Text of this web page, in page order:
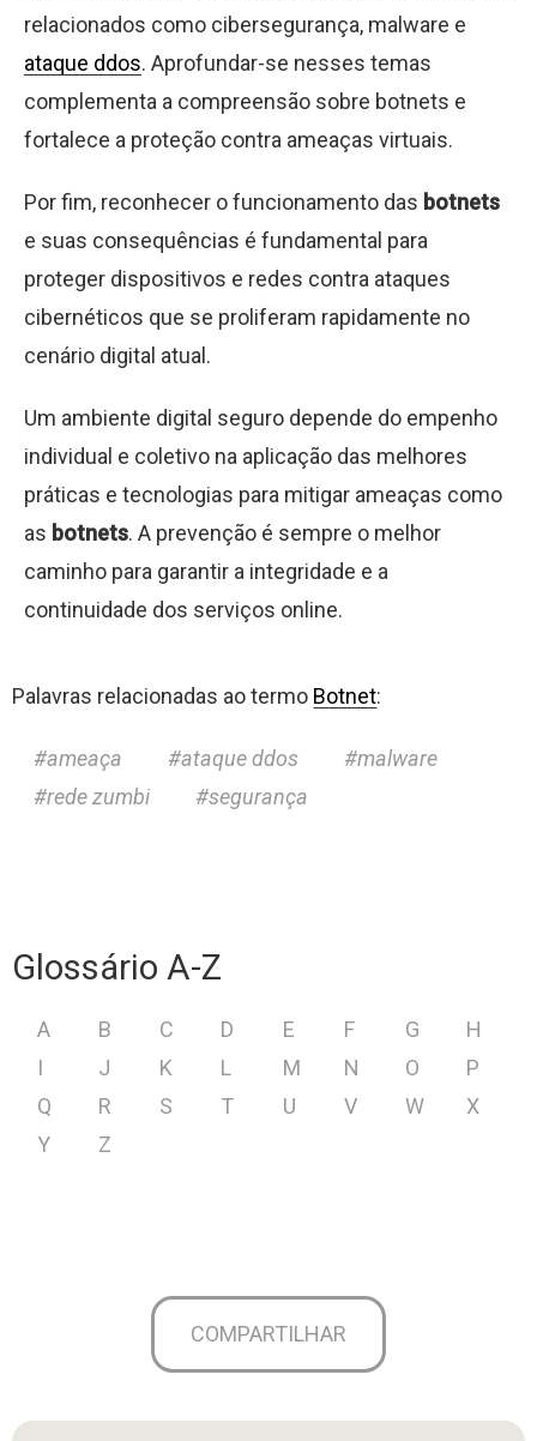
relacionados como cibersegurança, malware e
ataque ddos. Aprofundar-se nesses temas
complementa a compreensão sobre botnets e
fortalece a proteção contra ameaças virtuais.
Por fim, reconhecer o funcionamento das botnets
e suas consequências é fundamental para
proteger dispositivos e redes contra ataques
cibernéticos que se proliferam rapidamente no
cenário digital atual.
Um ambiente digital seguro depende do empenho
individual e coletivo na aplicação das melhores
práticas e tecnologias para mitigar ameaças como
as botnets. A prevenção é sempre o melhor
caminho para garantir a integridade e a
continuidade dos serviços online.
Palavras relacionadas ao termo Botnet:
ameaça ataque ddos
malware
rede zumbi
segurança
Glossário A-Z
A B C D E F G
H
I
J K L M N O
P
Q
R S T U V W
X
Y
Z
COMPARTILHAR